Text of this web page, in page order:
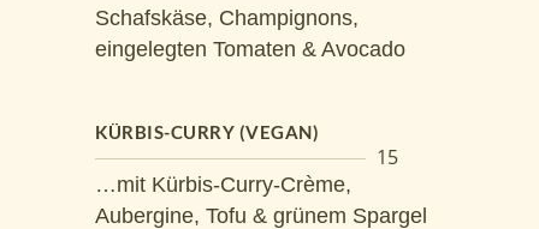
Schafskäse, Champignons,
eingelegten Tomaten & Avocado
KÜRBIS-CURRY (VEGAN)
15
…mit Kürbis-Curry-Crème,
Aubergine, Tofu & grünem Spargel